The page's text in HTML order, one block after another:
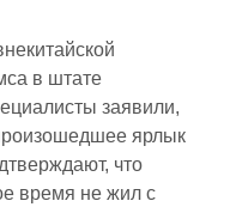
в штате
заявили,
ярлык
что
время не жил с